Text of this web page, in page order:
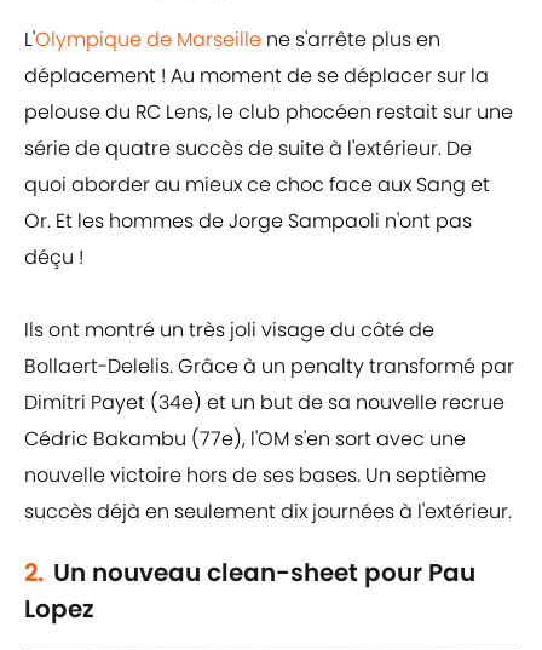
L'Olympique de Marseille ne s'arrête plus en
déplacement ! Au moment de se déplacer sur la
pelouse du RC Lens, le club phocéen restait sur une
série de quatre succès de suite à l'extérieur. De
quoi aborder au mieux ce choc face aux Sang et
Or. Et les hommes de Jorge Sampaoli n'ont pas
déçu !
Ils ont montré un très joli visage du côté de
Bollaert-Delelis. Grâce à un penalty transformé par
Dimitri Payet (34e) et un but de sa nouvelle recrue
Cédric Bakambu (77e), l'OM s'en sort avec une
nouvelle victoire hors de ses bases. Un septième
succès déjà en seulement dix journées à l'extérieur.
2. Un nouveau clean-sheet pour Pau
Lopez